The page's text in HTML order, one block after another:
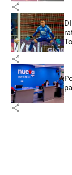
share
share
share